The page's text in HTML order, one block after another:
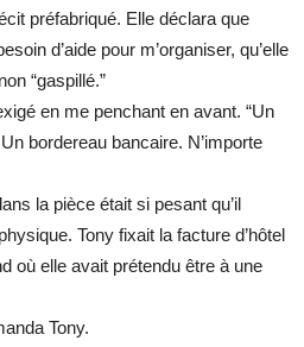
préfabriqué. Elle déclara que
d’aide pour m’organiser, qu’elle
“gaspillé.”
en me penchant en avant. “Un
bordereau bancaire. N’importe
la pièce était si pesant qu’il
Tony fixait la facture d’hôtel
où elle avait prétendu être à une
Tony.